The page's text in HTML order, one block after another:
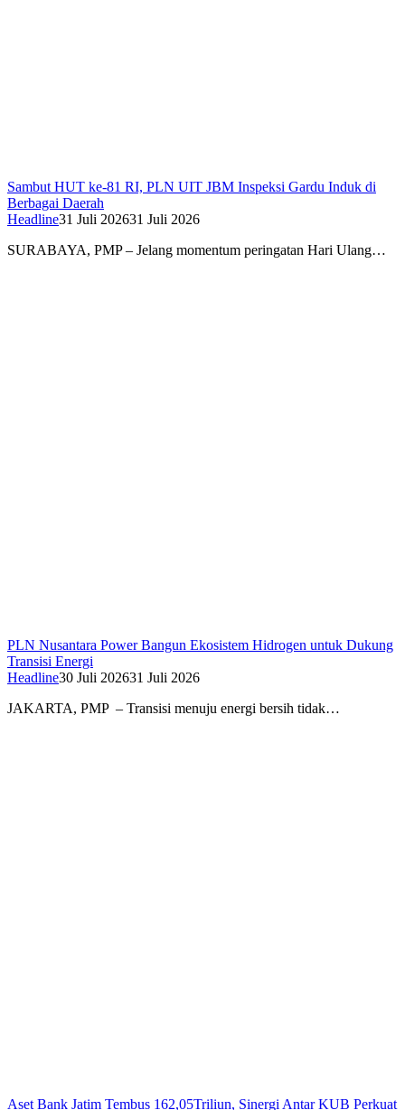
Sambut HUT ke-81 RI, PLN UIT JBM Inspeksi Gardu Induk di
Berbagai Daerah
Headline31 Juli 202631 Juli 2026
SURABAYA, PMP – Jelang momentum peringatan Hari Ulang…
PLN Nusantara Power Bangun Ekosistem Hidrogen untuk Dukung
Transisi Energi
Headline30 Juli 202631 Juli 2026
JAKARTA, PMP – Transisi menuju energi bersih tidak…
Aset Bank Jatim Tembus 162,05Triliun, Sinergi Antar KUB Perkuat